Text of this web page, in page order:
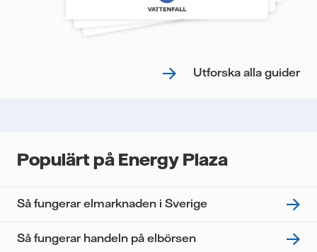
Utforska alla guider
Populärt på Energy Plaza
Så fungerar elmarknaden i Sverige
Så fungerar handeln på elbörsen